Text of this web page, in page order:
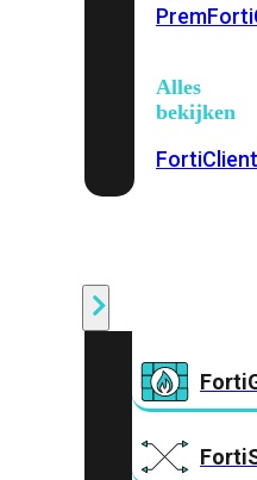
Prem
Alles
bekijken
FortiClient